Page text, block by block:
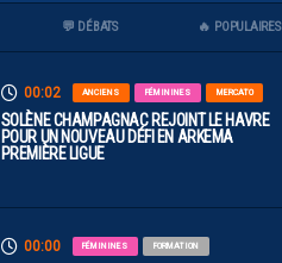
💬 DÉBATS 🔥 POPULAIRES
00:02 ANCIENS FÉMININES MERCATO
SOLÈNE CHAMPAGNAC REJOINT LE HAVRE
POUR UN NOUVEAU DÉFI EN ARKEMA
PREMIÈRE LIGUE
00:00 FÉMININES FORMATION